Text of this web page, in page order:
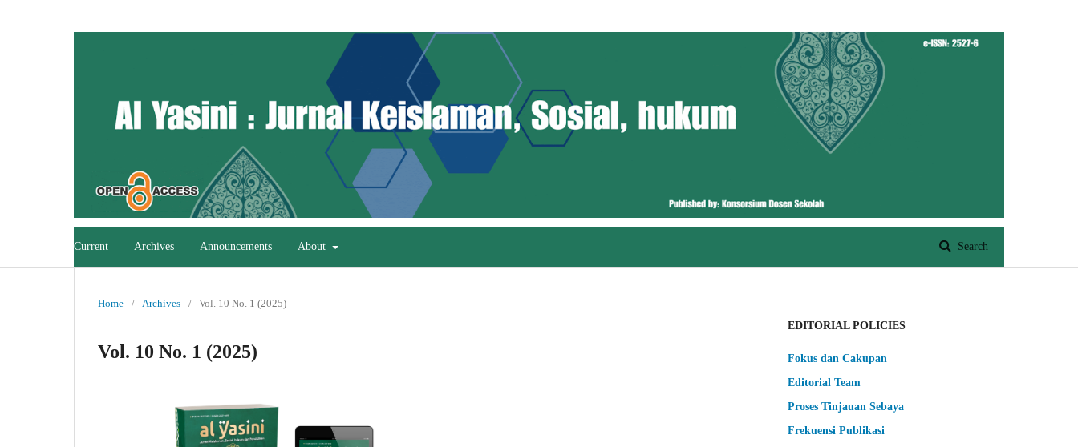
Current Archives Announcements About Search
Home / Archives / Vol. 10 No. 1 (2025)
Vol. 10 No. 1 (2025)
EDITORIAL POLICIES
Fokus dan Cakupan
Editorial Team
Proses Tinjauan Sebaya
Frekuensi Publikasi